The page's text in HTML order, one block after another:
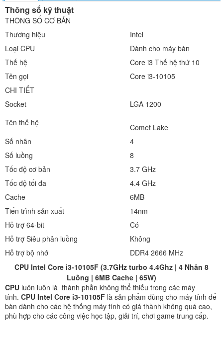
Thông số kỹ thuật
THÔNG SỐ CƠ BẢN
Thương hiệu
Intel
Loại CPU
Dành cho máy bàn
Thế hệ
Core i3 Thế hệ thứ 10
Tên gọi
Core i3-10105
CHI TIẾT
Socket
LGA 1200
Tên thế hệ
Comet Lake
Số nhân
4
Số luồng
8
Tốc độ cơ bản
3.7 GHz
Tốc độ tối đa
4.4 GHz
Cache
6MB
Tiến trình sản xuất
14nm
Hỗ trợ 64-bit
Có
Hỗ trợ Siêu phân luồng
Không
Hỗ trợ bộ nhớ
DDR4 2666 MHz
CPU Intel Core i3-10105F (3.7GHz turbo 4.4Ghz | 4 Nhân 8
Luồng | 6MB Cache | 65W)
CPU luôn luôn là thành phần không thể thiếu trong các máy
tính. CPU Intel Core i3-10105F là sản phẩm dùng cho máy tính để
bàn dành cho các hệ thống máy tính có giá thành không quá cao,
phù hợp cho các công việc học tập, giải trí, chơi game trung cấp.